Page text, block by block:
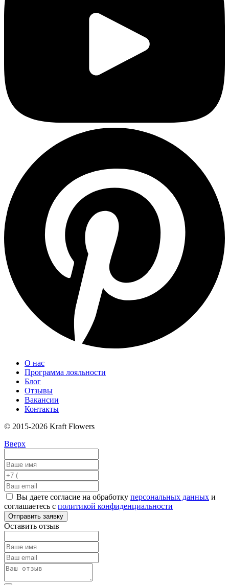
О нас
Программа лояльности
Блог
Отзывы
Вакансии
Контакты
© 2015-2026 Kraft Flowers
Вверх
Вы даете согласие на обработку персональных данных и
соглашаетесь с политикой конфиденциальности
Отправить заявку
Оставить отзыв